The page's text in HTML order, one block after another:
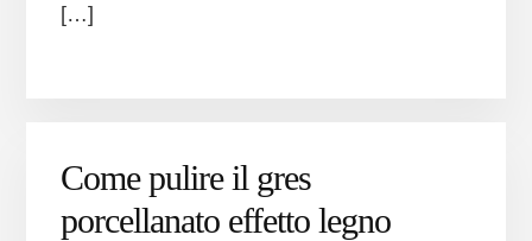
[…]
Come pulire il gres
porcellanato effetto legno